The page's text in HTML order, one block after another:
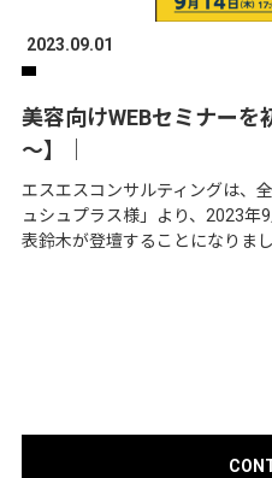
2023.09.01
美容向けWEBセミナー
～】｜
エスエスコンサルティングは、
ュシュプラス様」より、2023年
表鈴木が登壇することになりま